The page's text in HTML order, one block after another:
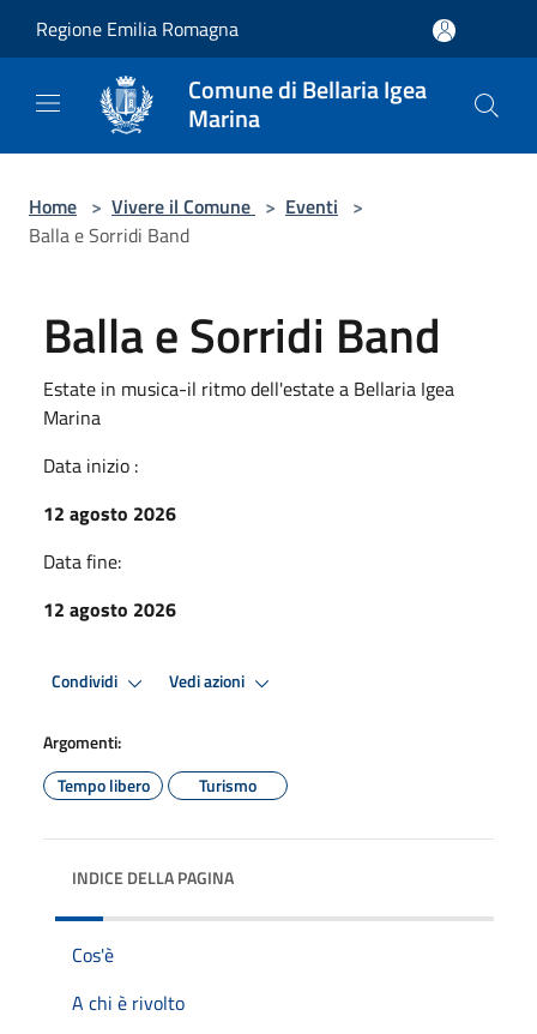
Regione Emilia Romagna
Comune di Bellaria Igea
Marina
Home > Vivere il Comune > Eventi >
Balla e Sorridi Band
Balla e Sorridi Band
Estate in musica-il ritmo dell'estate a Bellaria Igea
Marina
Data inizio :
12 agosto 2026
Data fine:
12 agosto 2026
Condividi Vedi azioni
Argomenti:
Tempo libero
Turismo
INDICE DELLA PAGINA
Cos'è
A chi è rivolto